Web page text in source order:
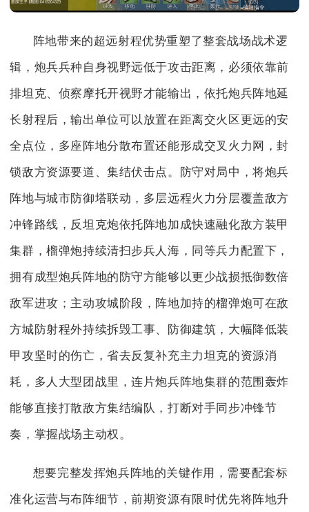
阵地带来的超远射程优势重塑了整套战场战术逻
辑，炮兵兵种自身视野远低于攻击距离，必须依靠前
排坦克、侦察摩托开视野才能输出，依托炮兵阵地延
长射程后，输出单位可以放置在距离交火区更远的安
全点位，多座阵地分散布置还能形成交叉火力网，封
锁敌方资源要道、集结伏击点。防守对局中，将炮兵
阵地与城市防御塔联动，多层远程火力分层覆盖敌方
冲锋路线，反坦克炮依托阵地加成快速融化敌方装甲
集群，榴弹炮持续清扫步兵人海，同等兵力配置下，
拥有成型炮兵阵地的防守方能够以更少战损抵御数倍
敌军进攻；主动攻城阶段，阵地加持的榴弹炮可在敌
方城防射程外持续拆毁工事、防御建筑，大幅降低装
甲攻坚时的伤亡，省去反复补充主力坦克的资源消
耗，多人大型团战里，连片炮兵阵地集群的范围轰炸
能够直接打散敌方集结编队，打断对手同步冲锋节
奏，掌握战场主动权。
想要完整发挥炮兵阵地的关键作用，需要配套标
准化运营与布阵细节，前期资源有限时优先将阵地升